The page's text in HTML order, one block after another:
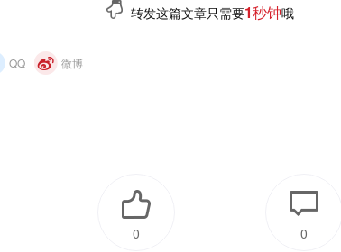
转发这篇文章只需要1秒钟哦
QQ 微博
0
0